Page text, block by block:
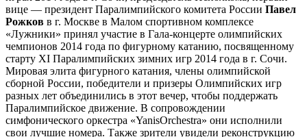
вице — президент Паралимпийского комитета России Павел
Рожков в г. Москве в Малом спортивном комплексе
«Лужники» принял участие в Гала-концерте олимпийских
чемпионов 2014 года по фигурному катанию, посвященному
старту XI Паралимпийских зимних игр 2014 года в г. Сочи.
Мировая элита фигурного катания, члены олимпийской
сборной России, победители и призеры Олимпийских игр
разных лет объединились в этот вечер, чтобы поддержать
Паралимпийское движение. В сопровождении
симфонического оркестра «YanisOrchestra» они исполнили
свои лучшие номера. Также зрители увидели реконструкцию